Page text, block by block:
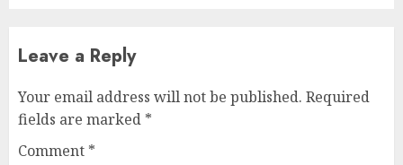
Leave a Reply
Your email address will not be published. Required
fields are marked *
Comment *